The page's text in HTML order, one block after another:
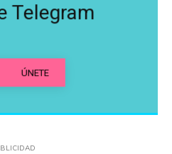
Telegram
ÚNETE